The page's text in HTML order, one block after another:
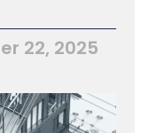
22, 2025